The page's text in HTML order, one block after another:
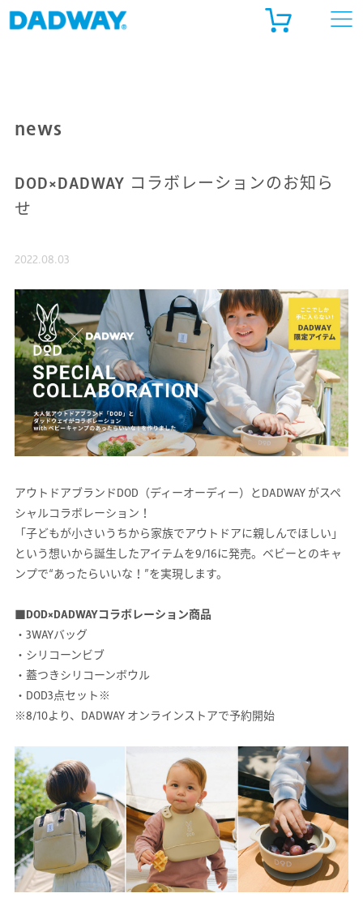
news
DOD×DADWAY コラボレーションのお知ら
せ
2022.08.03
アウトドアブランドDOD（ディーオーディー）とDADWAY がスペ
シャルコラボレーション！
「子どもが小さいうちから家族でアウトドアに親しんでほしい」
という想いから誕生したアイテムを9/16に発売。ベビーとのキャ
ンプで“あったらいいな！”を実現します。
■DOD×DADWAYコラボレーション商品
・3WAYバッグ
・シリコーンビブ
・蓋つきシリコーンボウル
・DOD3点セット※
※8/10より、DADWAY オンラインストアで予約開始